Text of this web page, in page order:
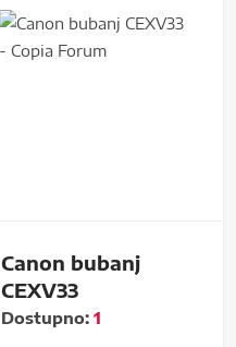
Canon bubanj
CEXV33
Dostupno:1